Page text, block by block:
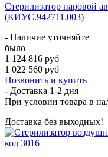
Стерилизатор паровой
(КИУС.942711.003)
- Наличие уточняйте
было
1 124 816 руб
1 022 560 руб
Позвонить и купить
- Доставка 1-2 дня
При условии товара в
Доставка без выходных!